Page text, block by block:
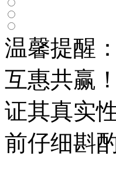
温馨提醒
互惠共赢
证其真实
前仔细斟